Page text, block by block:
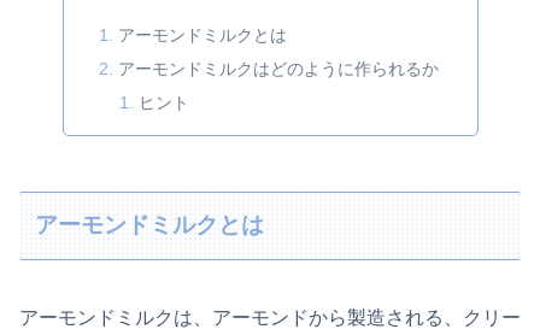
アーモンドミルクとは
アーモンドミルクはどのように作られるか
ヒント
アーモンドミルクとは
アーモンドミルクは、アーモンドから製造される、クリー